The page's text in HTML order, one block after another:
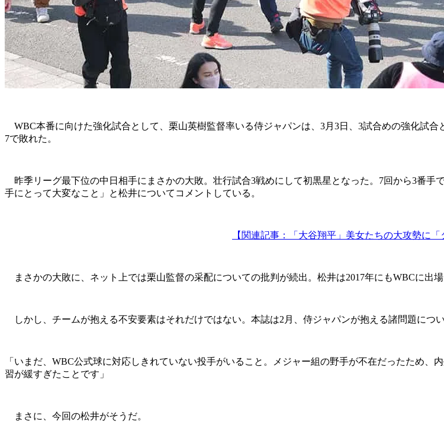
WBC本番に向けた強化試合として、栗山英樹監督率いる侍ジャパンは、3月3日、3試合めの強化試
7で敗れた。
昨季リーグ最下位の中日相手にまさかの大敗。壮行試合3戦めにして初黒星となった。7回から3番手
手にとって大変なこと」と松井についてコメントしている。
【関連記事：「大谷翔平」美女たちの大攻勢に「
まさかの大敗に、ネット上では栗山監督の采配についての批判が続出。松井は2017年にもWBCに出
しかし、チームが抱える不安要素はそれだけではない。本誌は2月、侍ジャパンが抱える諸問題につ
「いまだ、WBC公式球に対応しきれていない投手がいること。メジャー組の野手が不在だったため
習が緩すぎたことです」
まさに、今回の松井がそうだ。